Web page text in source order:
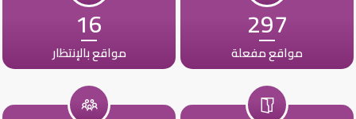
297
مواقع مفعلة
16
مواقع بالإنتظار